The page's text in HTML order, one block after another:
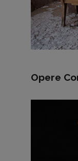
Opere